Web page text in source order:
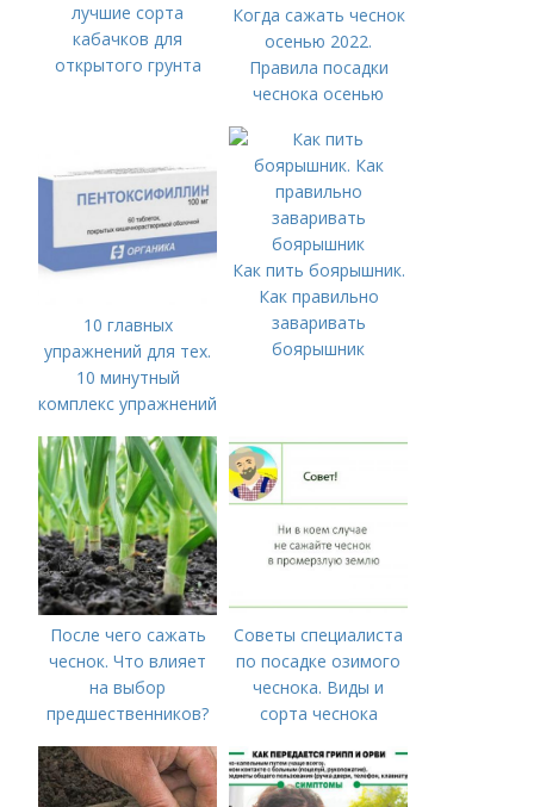
лучшие сорта
кабачков для
открытого грунта
Когда сажать чеснок
осенью 2022.
Правила посадки
чеснока осенью
10 главных
упражнений для тех.
10 минутный
комплекс упражнений
времени на спорт
Как пить боярышник.
Как правильно
заваривать
боярышник
После чего сажать
чеснок. Что влияет
на выбор
предшественников?
Советы специалиста
по посадке озимого
чеснока. Виды и
сорта чеснока